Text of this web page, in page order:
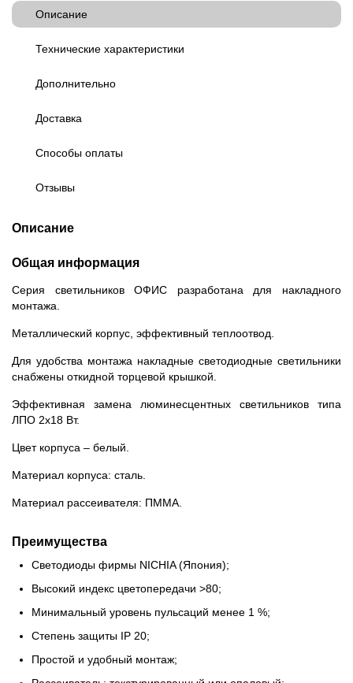
Описание
Технические характеристики
Дополнительно
Доставка
Способы оплаты
Отзывы
Описание
Общая информация
Серия светильников ОФИС разработана для накладного
монтажа.
Металлический корпус, эффективный теплоотвод.
Для удобства монтажа накладные светодиодные светильники
снабжены откидной торцевой крышкой.
Эффективная замена люминесцентных светильников типа
ЛПО 2х18 Вт.
Цвет корпуса – белый.
Материал корпуса: сталь.
Материал рассеивателя: ПММА.
Преимущества
Светодиоды фирмы NICHIA (Япония);
Высокий индекс цветопередачи >80;
Минимальный уровень пульсаций менее 1 %;
Степень защиты IP 20;
Простой и удобный монтаж;